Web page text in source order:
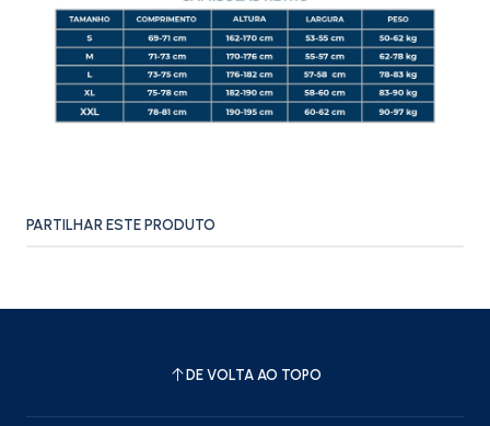
PARTILHAR ESTE PRODUTO
DE VOLTA AO TOPO